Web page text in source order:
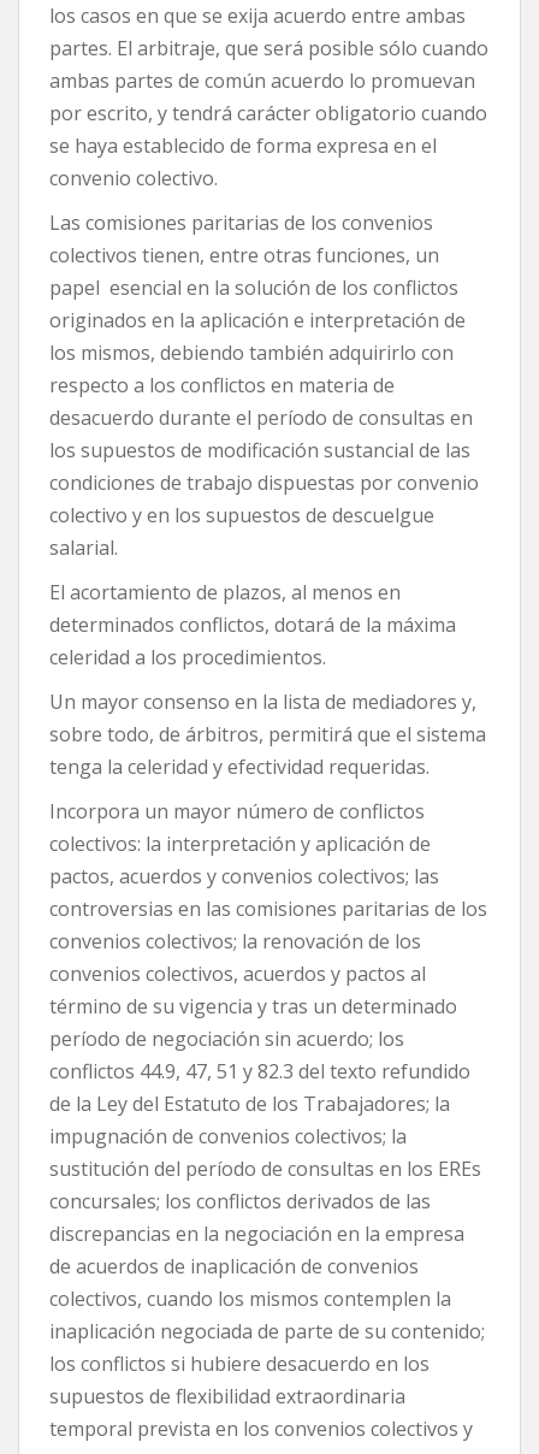
los casos en que se exija acuerdo entre ambas
partes. El arbitraje, que será posible sólo cuando
ambas partes de común acuerdo lo promuevan
por escrito, y tendrá carácter obligatorio cuando
se haya establecido de forma expresa en el
convenio colectivo.
Las comisiones paritarias de los convenios
colectivos tienen, entre otras funciones, un
papel esencial en la solución de los conflictos
originados en la aplicación e interpretación de
los mismos, debiendo también adquirirlo con
respecto a los conflictos en materia de
desacuerdo durante el período de consultas en
los supuestos de modificación sustancial de las
condiciones de trabajo dispuestas por convenio
colectivo y en los supuestos de descuelgue
salarial.
El acortamiento de plazos, al menos en
determinados conflictos, dotará de la máxima
celeridad a los procedimientos.
Un mayor consenso en la lista de mediadores y,
sobre todo, de árbitros, permitirá que el sistema
tenga la celeridad y efectividad requeridas.
Incorpora un mayor número de conflictos
colectivos: la interpretación y aplicación de
pactos, acuerdos y convenios colectivos; las
controversias en las comisiones paritarias de los
convenios colectivos; la renovación de los
convenios colectivos, acuerdos y pactos al
término de su vigencia y tras un determinado
período de negociación sin acuerdo; los
conflictos 44.9, 47, 51 y 82.3 del texto refundido
de la Ley del Estatuto de los Trabajadores; la
impugnación de convenios colectivos; la
sustitución del período de consultas en los EREs
concursales; los conflictos derivados de las
discrepancias en la negociación en la empresa
de acuerdos de inaplicación de convenios
colectivos, cuando los mismos contemplen la
inaplicación negociada de parte de su contenido;
los conflictos si hubiere desacuerdo en los
supuestos de flexibilidad extraordinaria
temporal prevista en los convenios colectivos y